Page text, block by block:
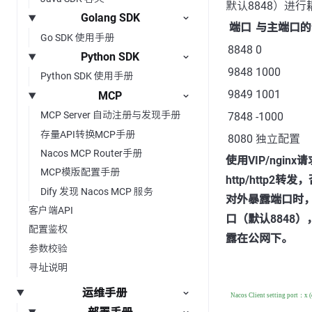
Golang SDK
Go SDK 使用手册
Python SDK
Python SDK 使用手册
MCP
MCP Server 自动注册与发现手册
存量API转换MCP手册
Nacos MCP Router手册
MCP模版配置手册
Dify 发现 Nacos MCP 服务
客户端API
配置鉴权
参数校验
寻址说明
运维手册
默认8848）进行
端口 与主端口
8848 0
9848 1000
9849 1001
7848 -1000
8080 独立配置
使用VIP/nginx请
http/http2转发，
对外暴露端口时
口（默认8848）
露在公网下。